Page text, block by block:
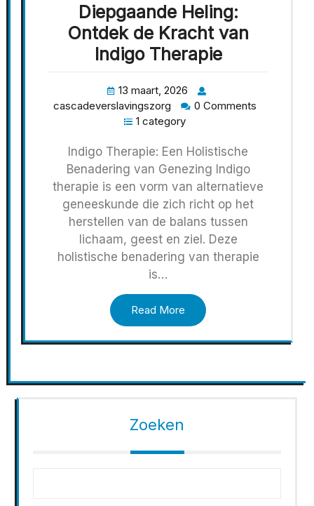
Diepgaande Heling:
Ontdek de Kracht van
Indigo Therapie
13 maart, 2026
cascadeverslavingszorg
0 Comments
1 category
Indigo Therapie: Een Holistische
Benadering van Genezing Indigo
therapie is een vorm van alternatieve
geneeskunde die zich richt op het
herstellen van de balans tussen
lichaam, geest en ziel. Deze
holistische benadering van therapie
is…
Read More
Zoeken